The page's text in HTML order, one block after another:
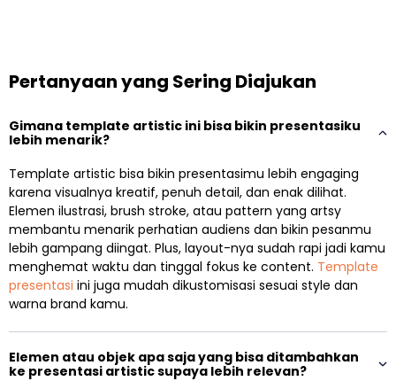
Pertanyaan yang Sering Diajukan
Gimana template artistic ini bisa bikin presentasiku
lebih menarik?
Template artistic bisa bikin presentasimu lebih engaging
karena visualnya kreatif, penuh detail, dan enak dilihat.
Elemen ilustrasi, brush stroke, atau pattern yang artsy
membantu menarik perhatian audiens dan bikin pesanmu
lebih gampang diingat. Plus, layout-nya sudah rapi jadi kamu
menghemat waktu dan tinggal fokus ke content. Template
presentasi ini juga mudah dikustomisasi sesuai style dan
warna brand kamu.
Elemen atau objek apa saja yang bisa ditambahkan
ke presentasi artistic supaya lebih relevan?